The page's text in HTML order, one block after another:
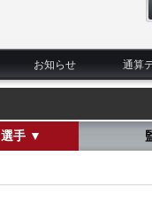
お知らせ 通算
選手 ▼